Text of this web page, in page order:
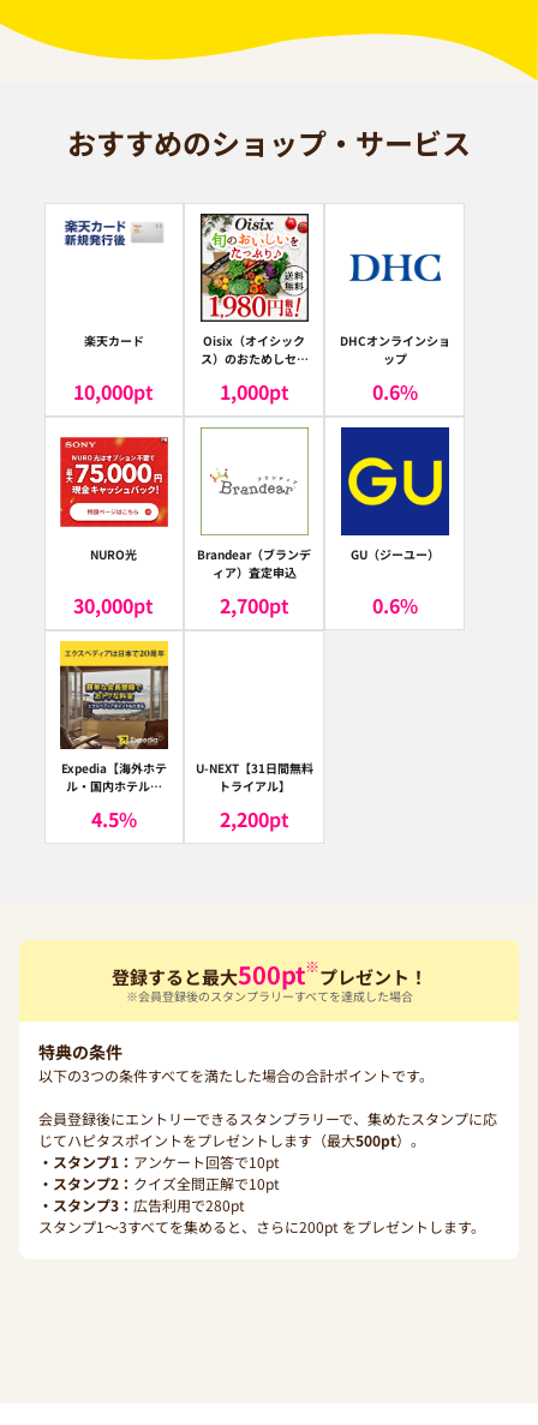
おすすめのショップ・サービス
楽天カード
10,000pt
Oisix（オイシック
ス）のおためしセッ
1,000pt
DHCオンラインショ
ップ
0.6%
NURO光
30,000pt
Brandear（ブランデ
ィア）査定申込
2,700pt
GU（ジーユー）
0.6%
Expedia【海外ホテ
ル・国内ホテル予
ア）
4.5%
U-NEXT【31日間無料
トライアル】
2,200pt
登録すると最大500pt※プレゼント！
※会員登録後のスタンプラリーすべてを達成した場合
特典の条件
以下の3つの条件すべてを満たした場合の合計ポイントです。
会員登録後にエントリーできるスタンプラリーで、集めたスタンプに応
じてハピタスポイントをプレゼントします（最大500pt）。
・スタンプ1： アンケート回答で10pt
・スタンプ2： クイズ全問正解で10pt
・スタンプ3： 広告利用で280pt
スタンプ1〜3すべてを集めると、さらに200pt をプレゼントします。